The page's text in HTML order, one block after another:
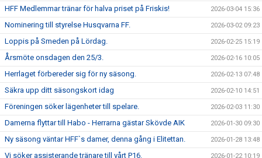
HFF Medlemmar tränar för halva priset på Friskis! 2026-03-04 15:36
Nominering till styrelse Husqvarna FF. 2026-03-02 09:23
Loppis på Smeden på Lördag. 2026-02-25 15:19
Årsmöte onsdagen den 25/3. 2026-02-16 10:05
Herrlaget förbereder sig för ny säsong. 2026-02-13 07:48
Säkra upp ditt säsongskort idag 2026-02-10 14:51
Föreningen söker lägenheter till spelare. 2026-02-03 11:30
Damerna flyttar till Habo - Herrarna gästar Skövde AIK 2026-01-30 09:30
Ny säsong väntar HFF`s damer, denna gång i Elitettan. 2026-01-28 13:48
Vi söker assisterande tränare till vårt P16. 2026-01-22 10:19